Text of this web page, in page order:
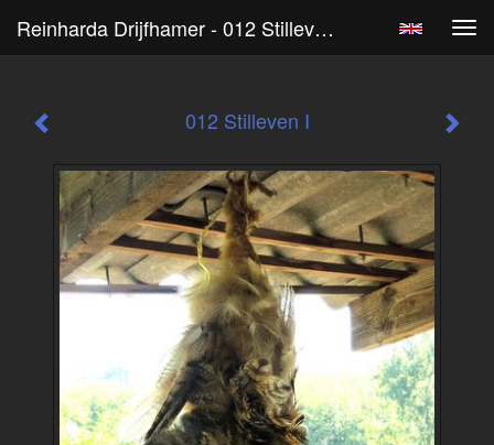
Reinharda Drijfhamer - 012 Stilleven I
012 Stilleven I